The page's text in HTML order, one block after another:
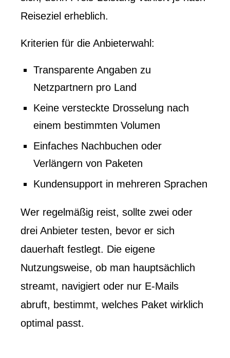
Reiseziel erheblich.
Kriterien für die Anbieterwahl:
Transparente Angaben zu
Netzpartnern pro Land
Keine versteckte Drosselung nach
einem bestimmten Volumen
Einfaches Nachbuchen oder
Verlängern von Paketen
Kundensupport in mehreren Sprachen
Wer regelmäßig reist, sollte zwei oder
drei Anbieter testen, bevor er sich
dauerhaft festlegt. Die eigene
Nutzungsweise, ob man hauptsächlich
streamt, navigiert oder nur E-Mails
abruft, bestimmt, welches Paket wirklich
optimal passt.